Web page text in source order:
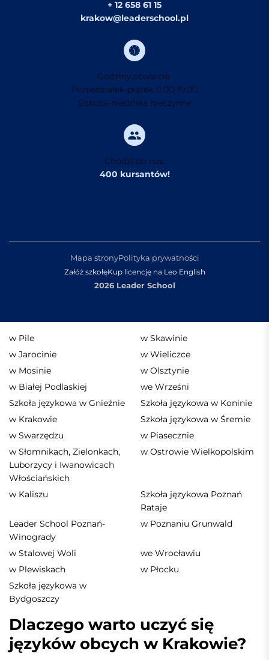
+ 12 658 61 15
krakow@leaderschool.pl
Godziny otwarcia:
Poniedziałek-piątek 11:00-19:00
Sobota-niedziela nieczynne
Chodzi do nas:
400 kursantów!
2026 Leader School
Załóż szkołęKup licencję na Leo English
Mapa stronyPolityka prywatności
w Pile
w Skawinie
w Jarocinie
w Wieliczce
w Mosinie
w Olsztynie
w Białej Podlaskiej
we Wrześni
Szkoła językowa w Gnieźnie
Szkoła językowa w Koninie
w Krakowie
Szkoła językowa w Śremie
w Swarzędzu
w Piasecznie
w Słomnikach, Zielonkach,
Luborzycy i Iwanowicach
Włościańskich
w Ostrowie Wielkopolskim
w Kaliszu
Szkoła językowa Poznań
Rataje
Leader School Poznań-
Winogrady
w Poznaniu Grunwald
w Stalowej Woli
we Wrocławiu
w Plewiskach
w Płocku
Szkoła językowa w
Bydgoszczy
Dlaczego warto uczyć się
języków obcych w Krakowie?